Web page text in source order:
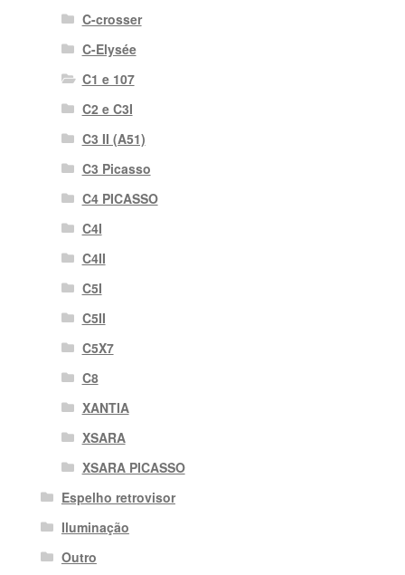
C-crosser
C-Elysée
C1 e 107
C2 e C3I
C3 II (A51)
C3 Picasso
C4 PICASSO
C4I
C4II
C5I
C5II
C5X7
C8
XANTIA
XSARA
XSARA PICASSO
Espelho retrovisor
Iluminação
Outro